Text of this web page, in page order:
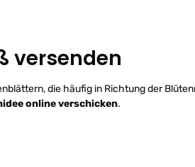
versenden
die häufig in Richtung der
online verschicken.